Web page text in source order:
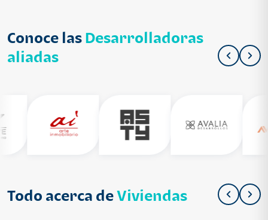
Conoce las Desarrolladoras
aliadas
Todo acerca deViviendas